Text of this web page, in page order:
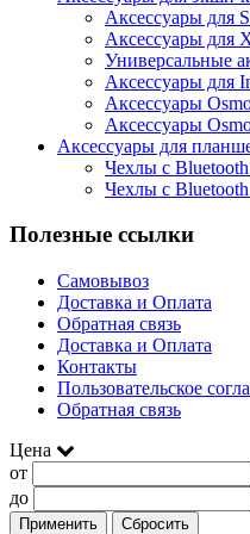
Аксессуары для
Аксессуары для
Универсальные
Аксессуары для
Аксессуары
Аксессуары
Аксессуары для
Чехлы с
Чехлы с
Полезные ссылки
Самовывоз
Доставка и Оплата
Обратная связь
Доставка и Оплата
Контакты
Пользовательское
Обратная связь
Цена
от
до
Применить Сбросить